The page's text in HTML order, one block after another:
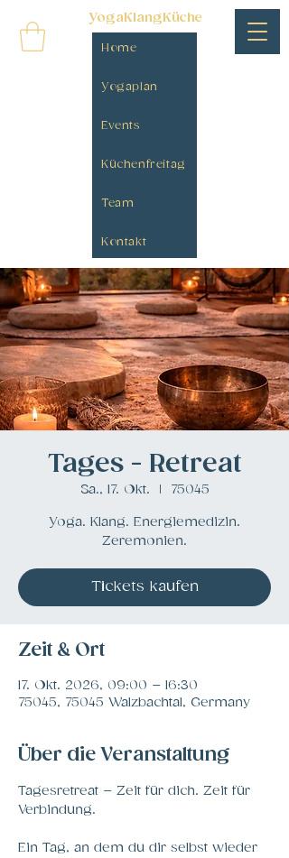
Home
Yogaplan
Events
Küchenfreitag
Team
Kontakt
YogaKlangKüche
Tages - Retreat
Sa., 17. Okt.
  |
75045
Yoga. Klang. Energiemedizin.
Zeremonien.
Tickets kaufen
Zeit & Ort
17. Okt. 2026, 09:00 – 16:30
75045, 75045 Walzbachtal, Germany
Über die Veranstaltung
Tagesretreat – Zeit für dich. Zeit für
Verbindung.
Ein Tag, an dem du dir selbst wieder